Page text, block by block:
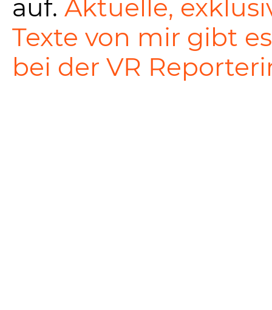
auf. Aktuelle,
Texte von mir gibt
bei der VR